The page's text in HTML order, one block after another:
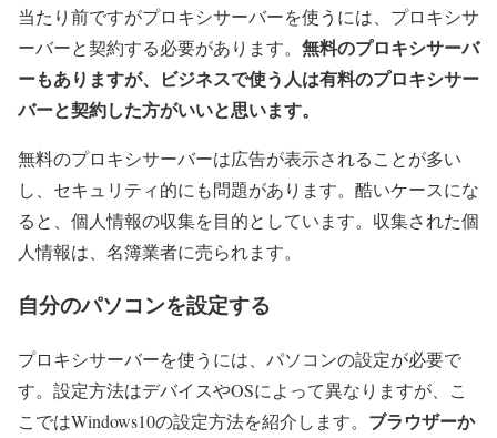
当たり前ですがプロキシサーバーを使うには、プロキシサ
ーバーと契約する必要があります。 無料のプロキシサーバ
ーもありますが、ビジネスで使う人は有料のプロキシサー
バーと契約した方がいいと思います。
無料のプロキシサーバーは広告が表示されることが多い
し、セキュリティ的にも問題があります。酷いケースにな
ると、個人情報の収集を目的としています。収集された個
人情報は、名簿業者に売られます。
自分のパソコンを設定する
プロキシサーバーを使うには、パソコンの設定が必要で
す。設定方法はデバイスやOSによって異なりますが、こ
こではWindows10の設定方法を紹介します。 ブラウザーか